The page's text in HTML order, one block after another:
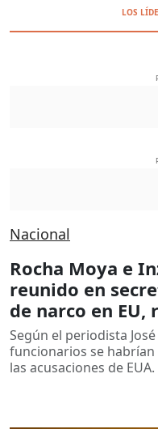
LOS
Nacional
Rocha Moya e
reunido en
de narco en
Según el periodista
funcionarios se
las acusaciones de EUA.